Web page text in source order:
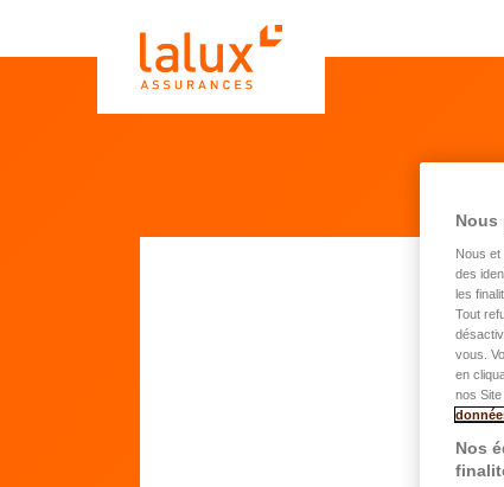
Nous
Nous et
des
les
Tout
vous.
en
nos Site
Nos